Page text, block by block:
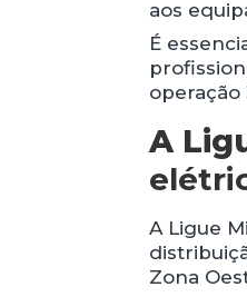
aos
É
A
A Ligue
Zona